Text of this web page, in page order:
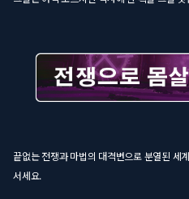
끝없는 전쟁과 마법의 대격변으로 분열된 세
서세요.